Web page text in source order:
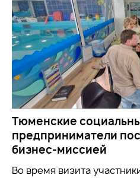
Тюменские
предприниматели
бизнес-миссией
Во время визита